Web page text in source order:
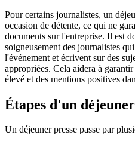
Pour certains journalistes, un
occasion de détente, ce qui ne
documents sur l'entreprise. Il est
soigneusement des journalistes
l'événement et écrivent sur des
appropriées. Cela aidera à
élevé et des mentions positives
Étapes d'un
Un déjeuner presse passe par